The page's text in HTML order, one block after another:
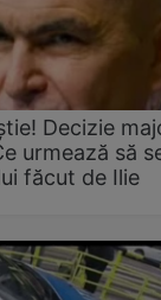
Decizie
urmează să
făcut de Ilie